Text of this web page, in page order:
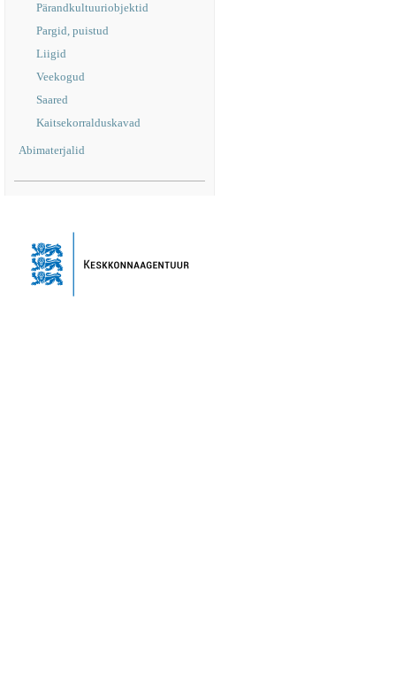
Pärandkultuuriobjektid
Pargid, puistud
Liigid
Veekogud
Saared
Kaitsekorralduskavad
Abimaterjalid